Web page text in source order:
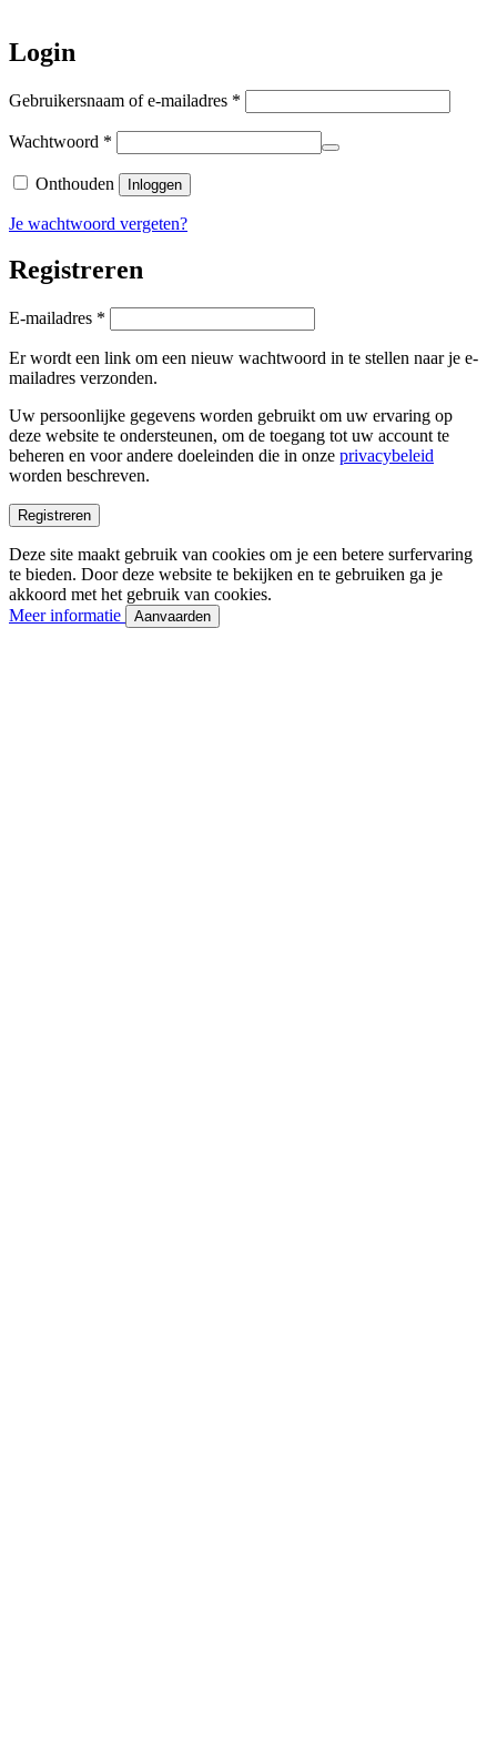
Login
Gebruikersnaam of e-mailadres *
Wachtwoord *
Onthouden Inloggen
Je wachtwoord vergeten?
Registreren
E-mailadres *
Er wordt een link om een nieuw wachtwoord in te stellen naar je e-
mailadres verzonden.
Uw persoonlijke gegevens worden gebruikt om uw ervaring op
deze website te ondersteunen, om de toegang tot uw account te
beheren en voor andere doeleinden die in onze privacybeleid
worden beschreven.
Registreren
Deze site maakt gebruik van cookies om je een betere surfervaring
te bieden. Door deze website te bekijken en te gebruiken ga je
akkoord met het gebruik van cookies.
Meer informatie
Aanvaarden